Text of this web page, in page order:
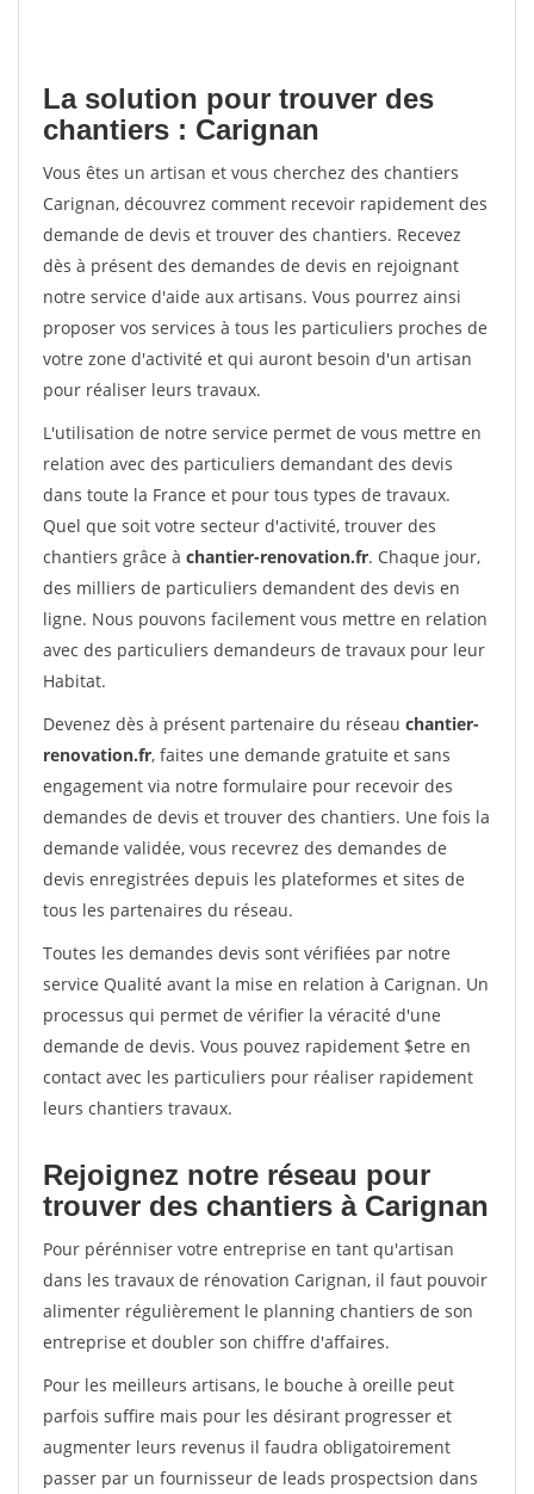
La solution pour trouver des
chantiers : Carignan
Vous êtes un artisan et vous cherchez des chantiers
Carignan, découvrez comment recevoir rapidement des
demande de devis et trouver des chantiers. Recevez
dès à présent des demandes de devis en rejoignant
notre service d'aide aux artisans. Vous pourrez ainsi
proposer vos services à tous les particuliers proches de
votre zone d'activité et qui auront besoin d'un artisan
pour réaliser leurs travaux.
L'utilisation de notre service permet de vous mettre en
relation avec des particuliers demandant des devis
dans toute la France et pour tous types de travaux.
Quel que soit votre secteur d'activité, trouver des
chantiers grâce à chantier-renovation.fr. Chaque jour,
des milliers de particuliers demandent des devis en
ligne. Nous pouvons facilement vous mettre en relation
avec des particuliers demandeurs de travaux pour leur
Habitat.
Devenez dès à présent partenaire du réseau chantier-
renovation.fr, faites une demande gratuite et sans
engagement via notre formulaire pour recevoir des
demandes de devis et trouver des chantiers. Une fois la
demande validée, vous recevrez des demandes de
devis enregistrées depuis les plateformes et sites de
tous les partenaires du réseau.
Toutes les demandes devis sont vérifiées par notre
service Qualité avant la mise en relation à Carignan. Un
processus qui permet de vérifier la véracité d'une
demande de devis. Vous pouvez rapidement $etre en
contact avec les particuliers pour réaliser rapidement
leurs chantiers travaux.
Rejoignez notre réseau pour
trouver des chantiers à Carignan
Pour pérénniser votre entreprise en tant qu'artisan
dans les travaux de rénovation Carignan, il faut pouvoir
alimenter régulièrement le planning chantiers de son
entreprise et doubler son chiffre d'affaires.
Pour les meilleurs artisans, le bouche à oreille peut
parfois suffire mais pour les désirant progresser et
augmenter leurs revenus il faudra obligatoirement
passer par un fournisseur de leads prospectsion dans